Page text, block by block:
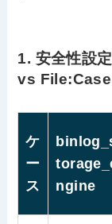
1. 安全性設
vs File:Case
ケ
ー
ス
ngine